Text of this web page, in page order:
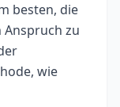
besten, die
zu
wie